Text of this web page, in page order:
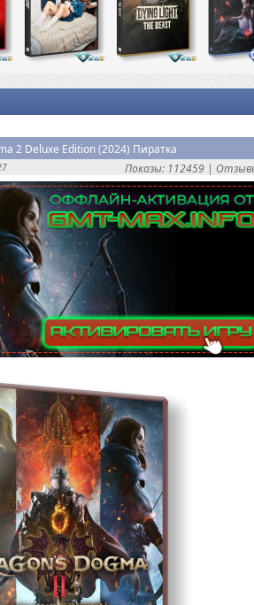
2 Deluxe Edition (2024) Пиратка
Показы: 112459 |